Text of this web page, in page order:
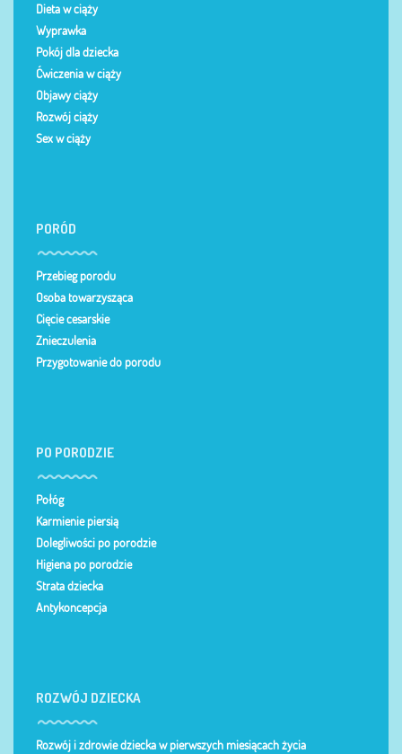
Dieta w ciąży
Wyprawka
Pokój dla dziecka
Ćwiczenia w ciąży
Objawy ciąży
Rozwój ciąży
Sex w ciąży
PORÓD
Przebieg porodu
Osoba towarzysząca
Cięcie cesarskie
Znieczulenia
Przygotowanie do porodu
PO PORODZIE
Połóg
Karmienie piersią
Dolegliwości po porodzie
Higiena po porodzie
Strata dziecka
Antykoncepcja
ROZWÓJ DZIECKA
Rozwój i zdrowie dziecka w pierwszych miesiącach życia